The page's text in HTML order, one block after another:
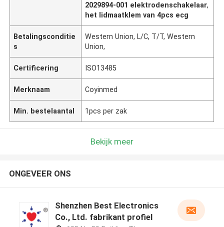
2029894-001 elektrodenschakelaar,
het lidmaatklem van 4pcs ecg
Betalingsconditie
s
Western Union, L/C, T/T, Western
Union,
Certificering ISO13485
Merknaam Coyinmed
Min. bestelaantal 1pcs per zak
Bekijk meer
ONGEVEER ONS
Shenzhen Best Electronics
Co., Ltd. fabrikant profiel